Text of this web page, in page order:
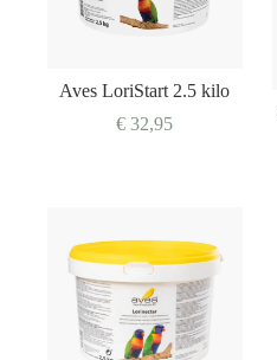
Aves LoriStart 2.5 kilo
€ 32,95